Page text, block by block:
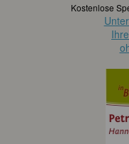
Kostenlose